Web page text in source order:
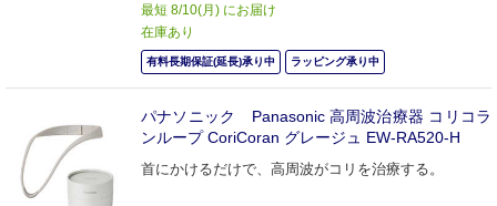
最短 8/10(月) にお届け
在庫あり
有料長期保証(延長)承り中 ラッピング承り中
パナソニック Panasonic 高周波治療器 コリコラ
ンループ CoriCoran グレージュ EW-RA520-H
首にかけるだけで、高周波がコリを治療する。